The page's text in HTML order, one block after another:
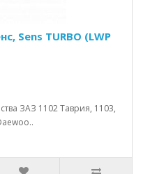
Sens TURBO (LWP
ЗАЗ 1102 Таврия, 1103,